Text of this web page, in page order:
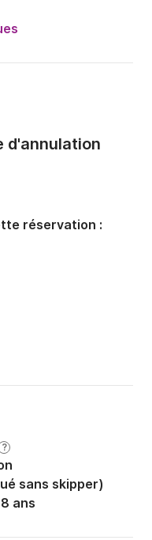
?
sans skipper)
ans
d'annulation
réservation :